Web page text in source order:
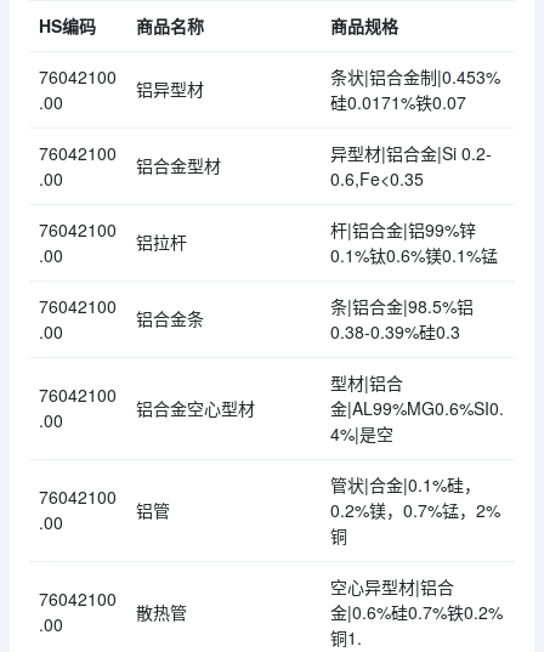
HS编码 商品名称 商品规格
76042100
.00
铝异型材
条状|铝合金制|0.453%
硅0.0171%铁0.07
76042100
.00
铝合金型材
异型材|铝合金|Si 0.2-
0.6,Fe<0.35
76042100
.00
铝拉杆
杆|铝合金|铝99%锌
0.1%钛0.6%镁0.1%锰
76042100
.00
铝合金条
条|铝合金|98.5%铝
0.38-0.39%硅0.3
76042100
.00
铝合金空心型材
型材|铝合
金|AL99%MG0.6%SI0.
4%|是空
76042100
.00
铝管
管状|合金|0.1%硅，
0.2%镁，0.7%锰，2%
铜
76042100
.00
散热管
空心异型材|铝合
金|0.6%硅0.7%铁0.2%
铜1.